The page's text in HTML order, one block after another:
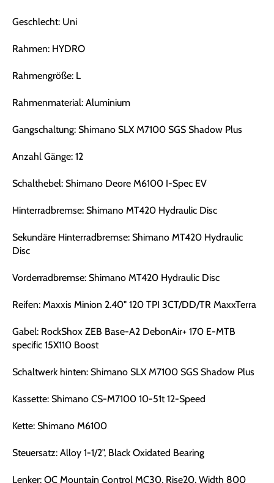
Geschlecht: Uni
Rahmen: HYDRO
Rahmengröße: L
Rahmenmaterial: Aluminium
Gangschaltung: Shimano SLX M7100 SGS Shadow Plus
Anzahl Gänge: 12
Schalthebel: Shimano Deore M6100 I-Spec EV
Hinterradbremse: Shimano MT420 Hydraulic Disc
Sekundäre Hinterradbremse: Shimano MT420 Hydraulic
Disc
Vorderradbremse: Shimano MT420 Hydraulic Disc
Reifen: Maxxis Minion 2.40" 120 TPI 3CT/DD/TR MaxxTerra
Gabel: RockShox ZEB Base-A2 DebonAir+ 170 E-MTB
specific 15X110 Boost
Schaltwerk hinten: Shimano SLX M7100 SGS Shadow Plus
Kassette: Shimano CS-M7100 10-51t 12-Speed
Kette: Shimano M6100
Steuersatz: Alloy 1-1/2", Black Oxidated Bearing
Lenker: OC Mountain Control MC30, Rise20, Width 800